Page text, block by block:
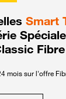
Smart
mois sur l'offre